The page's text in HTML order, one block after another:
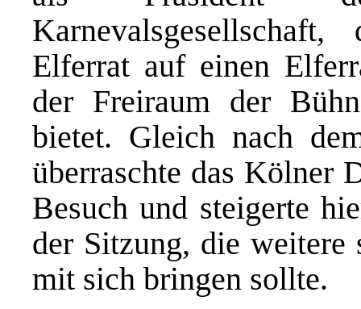
Elferrat auf einen
der Freiraum der
bietet. Gleich nach
überraschte das Kölner
Besuch und steigerte
der Sitzung, die weitere
mit sich bringen sollte.